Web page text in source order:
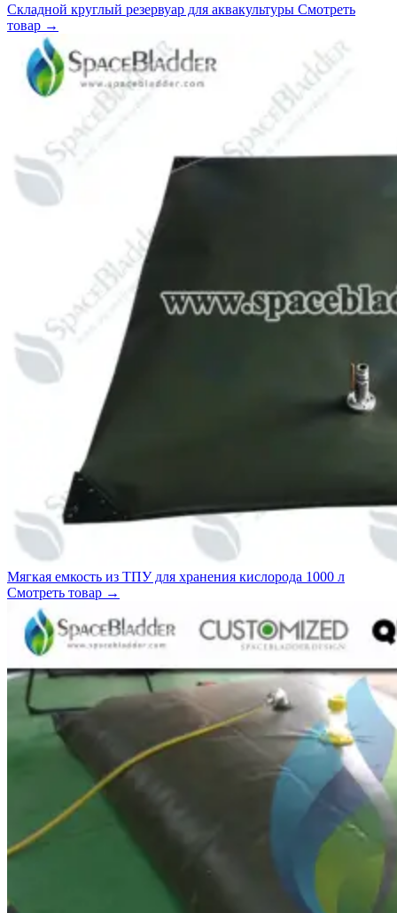
Складной круглый резервуар для аквакультуры Смотреть
товар →
Мягкая емкость из ТПУ для хранения кислорода 1000 л
Смотреть товар →